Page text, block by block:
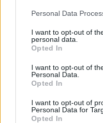
Personal Data
I want to opt-out of
personal data.
Opted In
I want to opt-out of
Personal Data.
Opted In
I want to opt-out of
Personal Data for
Opted In
και την